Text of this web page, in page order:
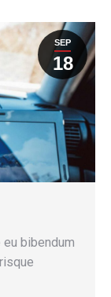
SEP
18
bibendum